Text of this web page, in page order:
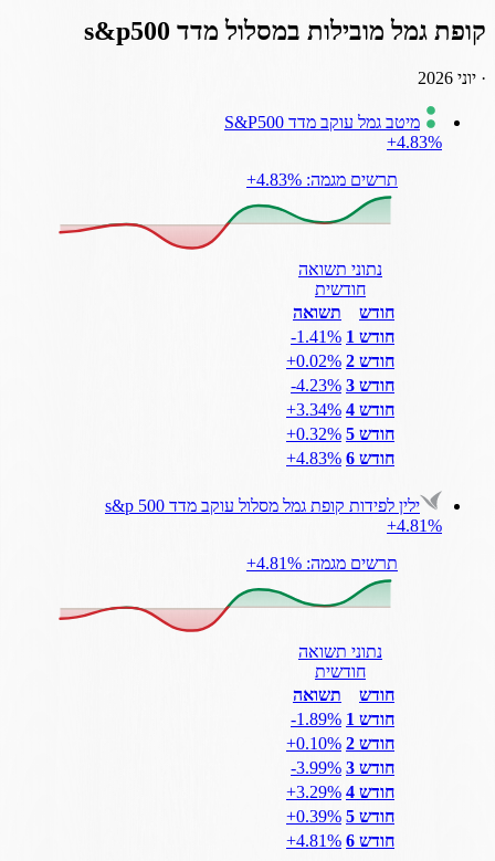
קופת גמל מובילות במסלול מדד s&p500
· יוני 2026
מיטב גמל עוקב מדד S&P500
‎+4.83%
תרשים מגמה: ‎+4.83%
נתוני תשואה
חודשית
חודש
תשואה
חודש 1
‎-1.41%
חודש 2
‎+0.02%
חודש 3
‎-4.23%
חודש 4
‎+3.34%
חודש 5
‎+0.32%
חודש 6
‎+4.83%
ילין לפידות קופת גמל מסלול עוקב מדד s&p 500
‎+4.81%
תרשים מגמה: ‎+4.81%
נתוני תשואה
חודשית
חודש
תשואה
חודש 1
‎-1.89%
חודש 2
‎+0.10%
חודש 3
‎-3.99%
חודש 4
‎+3.29%
חודש 5
‎+0.39%
חודש 6
‎+4.81%